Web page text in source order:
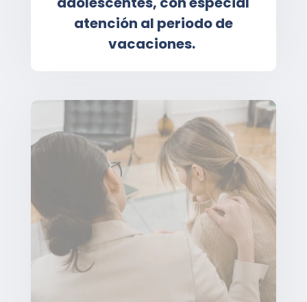
atención al periodo de
vacaciones.